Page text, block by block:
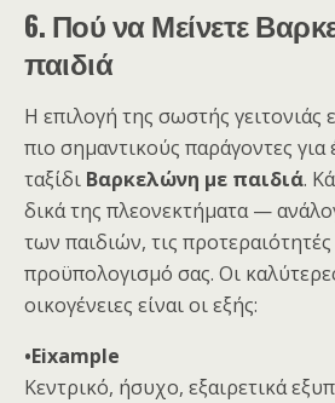
6. Πού να Μείνετε
παιδιά
Η επιλογή της σωστής γειτονιάς
πιο σημαντικούς παράγοντες για
ταξίδι Βαρκελώνη με παιδιά.
δικά της πλεονεκτήματα —
των παιδιών, τις
προϋπολογισμό σας. Οι
οικογένειες είναι οι εξής:
•Eixample
Κεντρικό, ήσυχο, εξαιρετικά